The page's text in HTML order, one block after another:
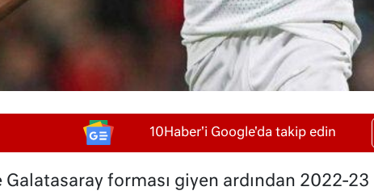
10Haber'i Google'da takip edin
forması giyen ardından 2022-23